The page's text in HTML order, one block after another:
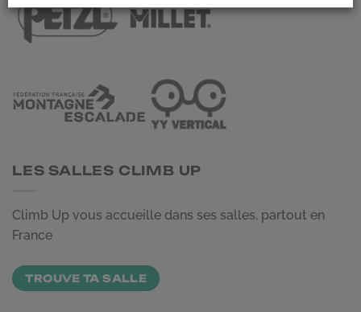
LES SALLES CLIMB UP
Climb Up vous accueille dans ses salles, partout en
France
TROUVE TA SALLE